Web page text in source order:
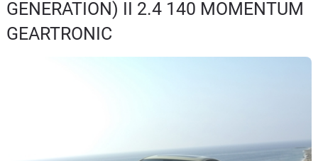
Guide
d'achat
GENERATION) II 2.4 140 MOMENTUM
GEARTRONIC